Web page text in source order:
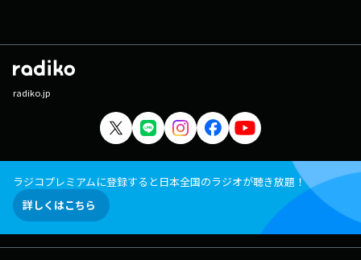
radiko.jp
ラジコプレミアムに登録すると日本全国のラジオが聴き放題！
詳しくはこちら